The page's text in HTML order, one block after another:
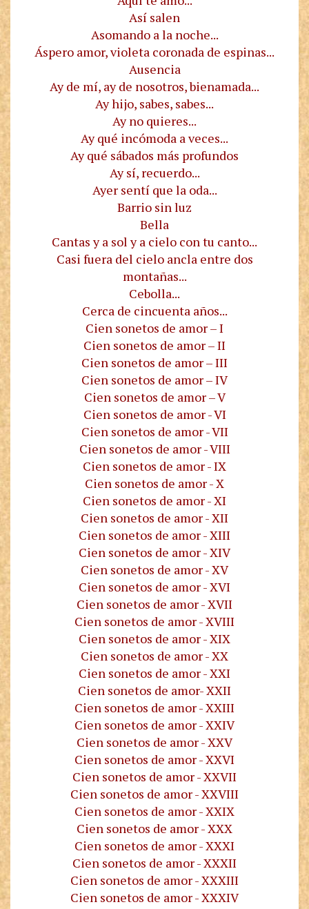
Así salen
Asomando a la noche...
Áspero amor, violeta coronada de espinas...
Ausencia
Ay de mí, ay de nosotros, bienamada...
Ay hijo, sabes, sabes...
Ay no quieres...
Ay qué incómoda a veces...
Ay qué sábados más profundos
Ay sí, recuerdo...
Ayer sentí que la oda...
Barrio sin luz
Bella
Cantas y a sol y a cielo con tu canto...
Casi fuera del cielo ancla entre dos
montañas...
Cebolla...
Cerca de cincuenta años...
Cien sonetos de amor – I
Cien sonetos de amor – II
Cien sonetos de amor – III
Cien sonetos de amor – IV
Cien sonetos de amor – V
Cien sonetos de amor - VI
Cien sonetos de amor - VII
Cien sonetos de amor - VIII
Cien sonetos de amor - IX
Cien sonetos de amor - X
Cien sonetos de amor - XI
Cien sonetos de amor - XII
Cien sonetos de amor - XIII
Cien sonetos de amor - XIV
Cien sonetos de amor - XV
Cien sonetos de amor - XVI
Cien sonetos de amor - XVII
Cien sonetos de amor - XVIII
Cien sonetos de amor - XIX
Cien sonetos de amor - XX
Cien sonetos de amor - XXI
Cien sonetos de amor- XXII
Cien sonetos de amor - XXIII
Cien sonetos de amor - XXIV
Cien sonetos de amor - XXV
Cien sonetos de amor - XXVI
Cien sonetos de amor - XXVII
Cien sonetos de amor - XXVIII
Cien sonetos de amor - XXIX
Cien sonetos de amor - XXX
Cien sonetos de amor - XXXI
Cien sonetos de amor - XXXII
Cien sonetos de amor - XXXIII
Cien sonetos de amor - XXXIV